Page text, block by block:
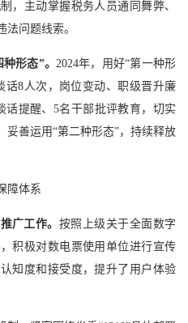
，主动掌握税务人员通同舞弊、
问题线索。
形态”。 2024年，用好“第一种形
话8人次，岗位变动、职级晋升廉
话提醒、5名干部批评教育，切实
妥善运用“第二种形态”，持续释放
障体系
广工作。 按照上级关于全面数字
积极对数电票使用单位进行宣传
知度和接受度，提升了用户体验